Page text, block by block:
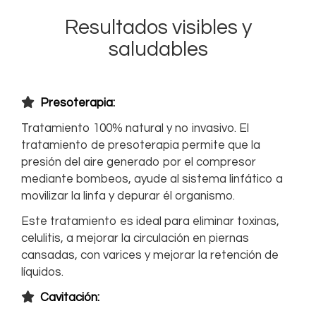
Resultados visibles y
saludables
Presoterapia:
Tratamiento 100% natural y no invasivo. El
tratamiento de presoterapia permite que la
presión del aire generado por el compresor
mediante bombeos, ayude al sistema linfático a
movilizar la linfa y depurar él organismo.
Este tratamiento es ideal para eliminar toxinas,
celulitis, a mejorar la circulación en piernas
cansadas, con varices y mejorar la retención de
líquidos.
Cavitación: